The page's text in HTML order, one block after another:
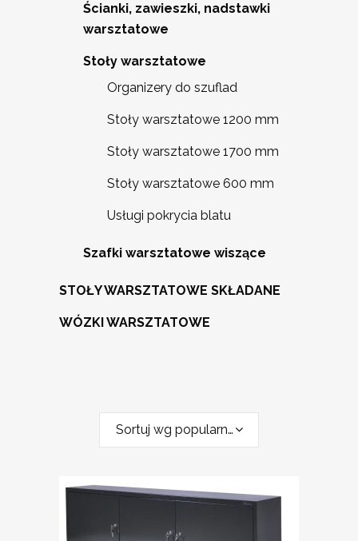
Ścianki, zawieszki, nadstawki
warsztatowe
Stoły warsztatowe
Organizery do szuflad
Stoły warsztatowe 1200 mm
Stoły warsztatowe 1700 mm
Stoły warsztatowe 600 mm
Usługi pokrycia blatu
Szafki warsztatowe wiszące
STOŁY WARSZTATOWE SKŁADANE
WÓZKI WARSZTATOWE
Sortuj wg popularności